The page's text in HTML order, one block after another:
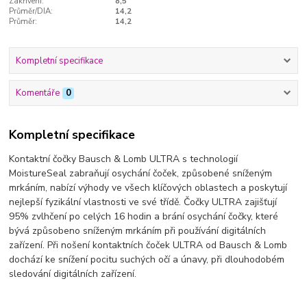
Průměr/DIA:
14,2
Průměr:
14,2
Kompletní specifikace
Komentáře 0
Kompletní specifikace
Kontaktní čočky Bausch & Lomb ULTRA s technologií
MoistureSeal zabraňují osychání čoček, způsobené sníženým
mrkáním, nabízí výhody ve všech klíčových oblastech a poskytují
nejlepší fyzikální vlastnosti ve své třídě. Čočky ULTRA zajišťují
95% zvlhčení po celých 16 hodin a brání osychání čočky, které
bývá způsobeno sníženým mrkáním při používání digitálních
zařízení. Při nošení kontaktních čoček ULTRA od Bausch & Lomb
dochází ke snížení pocitu suchých očí a únavy, při dlouhodobém
sledování digitálních zařízení.